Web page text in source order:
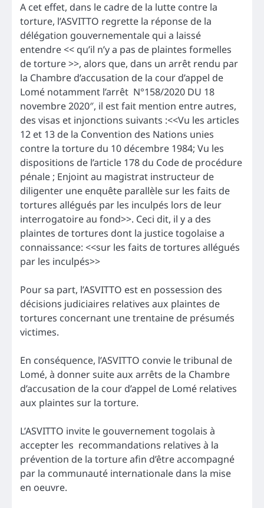
A cet effet, dans le cadre de la lutte contre la
torture, l’ASVITTO regrette la réponse de la
délégation gouvernementale qui a laissé
entendre << qu’il n’y a pas de plaintes formelles
de torture >>, alors que, dans un arrêt rendu par
la Chambre d’accusation de la cour d’appel de
Lomé notamment l’arrêt N°158/2020 DU 18
novembre 2020″, il est fait mention entre autres,
des visas et injonctions suivants :<<Vu les articles
12 et 13 de la Convention des Nations unies
contre la torture du 10 décembre 1984; Vu les
dispositions de l’article 178 du Code de procédure
pénale ; Enjoint au magistrat instructeur de
diligenter une enquête parallèle sur les faits de
tortures allégués par les inculpés lors de leur
interrogatoire au fond>>. Ceci dit, il y a des
plaintes de tortures dont la justice togolaise a
connaissance: <<sur les faits de tortures allégués
par les inculpés>>
Pour sa part, l’ASVITTO est en possession des
décisions judiciaires relatives aux plaintes de
tortures concernant une trentaine de présumés
victimes.
En conséquence, l’ASVITTO convie le tribunal de
Lomé, à donner suite aux arrêts de la Chambre
d’accusation de la cour d’appel de Lomé relatives
aux plaintes sur la torture.
L’ASVITTO invite le gouvernement togolais à
accepter les recommandations relatives à la
prévention de la torture afin d’être accompagné
par la communauté internationale dans la mise
en oeuvre.